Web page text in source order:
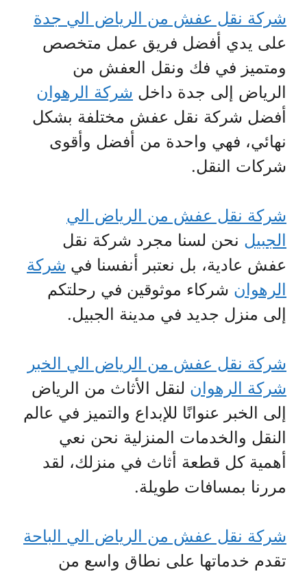
شركة نقل عفش من الرياض الي جدة
على يدي أفضل فريق عمل متخصص
ومتميز في فك ونقل العفش من
الرياض إلى جدة داخل شركة الرهوان
أفضل شركة نقل عفش مختلفة بشكل
نهائي، فهي واحدة من أفضل وأقوى
شركات النقل.
شركة نقل عفش من الرياض الي
الجبيل نحن لسنا مجرد شركة نقل
عفش عادية، بل نعتبر أنفسنا في شركة
الرهوان شركاء موثوقين في رحلتكم
إلى منزل جديد في مدينة الجبيل.
شركة نقل عفش من الرياض الي الخبر
شركة الرهوان لنقل الأثاث من الرياض
إلى الخبر عنوانًا للإبداع والتميز في عالم
النقل والخدمات المنزلية نحن نعي
أهمية كل قطعة أثاث في منزلك، لقد
مررنا بمسافات طويلة.
شركة نقل عفش من الرياض الي الباحة
تقدم خدماتها على نطاق واسع من